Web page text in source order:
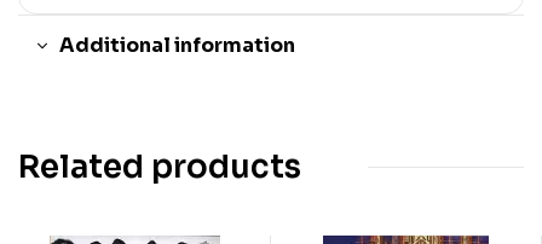
Additional information
Related products